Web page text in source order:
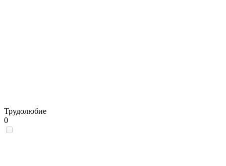
Трудолюбие
0